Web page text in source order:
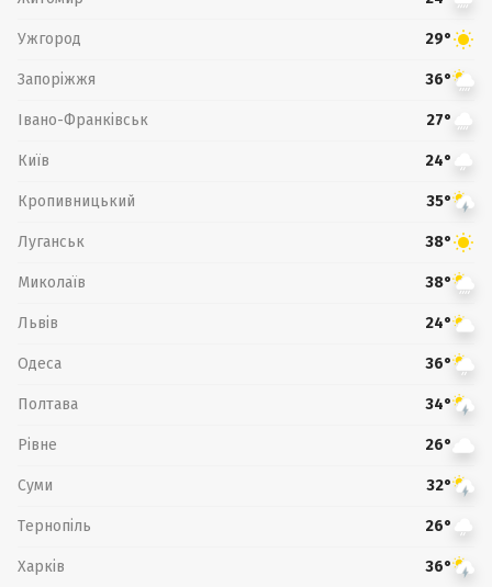
Ужгород 29°
Запоріжжя 36°
Івано-Франківськ 27°
Київ 24°
Кропивницький 35°
Луганськ 38°
Миколаїв 38°
Львів 24°
Одеса 36°
Полтава 34°
Рівне 26°
Суми 32°
Тернопіль 26°
Харків 36°